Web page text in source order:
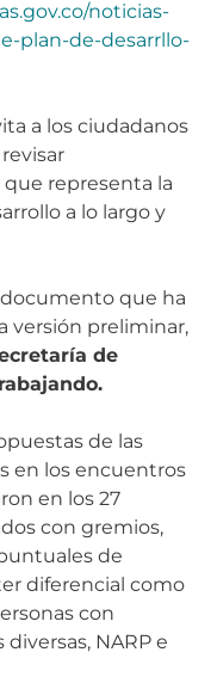
noticias-
plan-de-desarrllo-
a los ciudadanos
representa la
a lo largo y
que ha
versión preliminar,
de
de las
en los encuentros
en los 27
con gremios,
de
diferencial como
con
NARP e